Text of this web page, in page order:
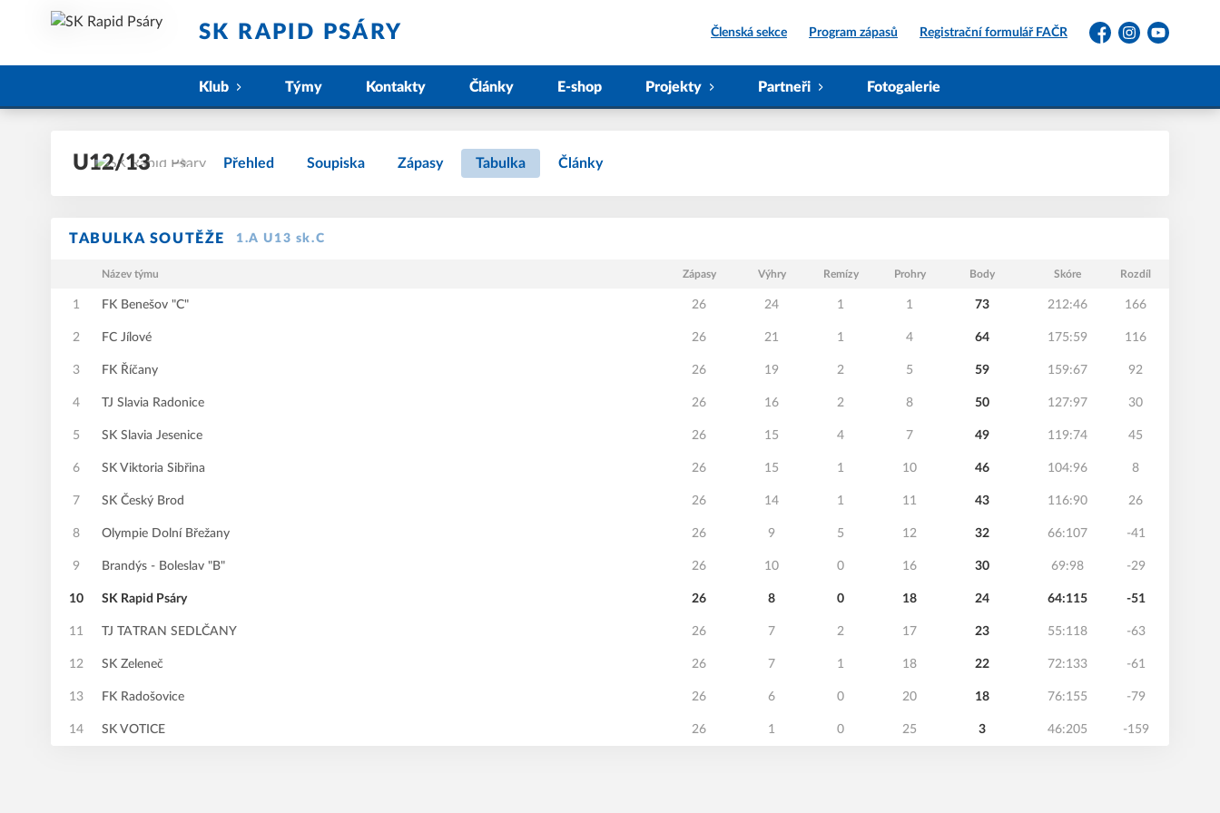
SK RAPID PSÁRY Členská sekce Program zápasů Registrační formulář FAČR
FacebookInstagramYouTube
Klub Týmy Kontakty Články E-shop Projekty Partneři Fotogalerie
U12/13 Přehled Soupiska Zápasy Tabulka Články
TABULKA SOUTĚŽE 1.A U13 sk.C
Název týmu Zápasy Výhry Remízy Prohry Body Skóre Rozdíl
1 FK Benešov "C" 26 24 1 1 73 212:46 166
2 FC Jílové 26 21 1 4 64 175:59 116
3 FK Říčany 26 19 2 5 59 159:67 92
4 TJ Slavia Radonice 26 16 2 8 50 127:97 30
5 SK Slavia Jesenice 26 15 4 7 49 119:74 45
6 SK Viktoria Sibřina 26 15 1 10 46 104:96 8
7 SK Český Brod 26 14 1 11 43 116:90 26
8 Olympie Dolní Břežany 26 9 5 12 32 66:107 -41
9 Brandýs - Boleslav "B" 26 10 0 16 30 69:98 -29
10 SK Rapid Psáry 26 8 0 18 24 64:115 -51
11 TJ TATRAN SEDLČANY 26 7 2 17 23 55:118 -63
12 SK Zeleneč 26 7 1 18 22 72:133 -61
13 FK Radošovice 26 6 0 20 18 76:155 -79
14 SK VOTICE 26 1 0 25 3 46:205 -159